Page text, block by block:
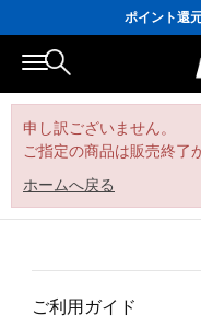
ポイント還
会員の方にはお誕生
16,000円(税込)
3,300
申し訳ございません。
ご指定の商品は販売終了
ホームへ戻る
ご利用ガイド